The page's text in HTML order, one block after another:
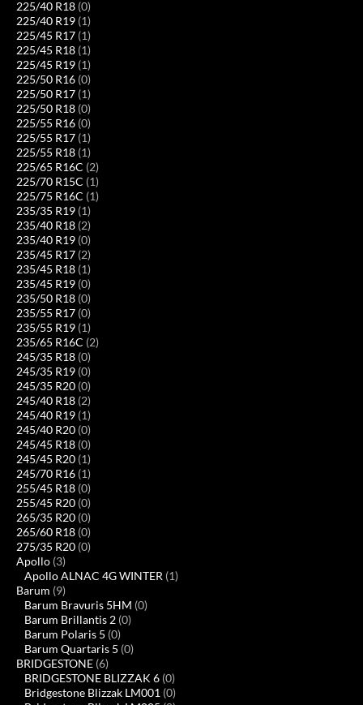
225/40 R18 (0)
225/40 R19 (1)
225/45 R17 (1)
225/45 R18 (1)
225/45 R19 (1)
225/50 R16 (0)
225/50 R17 (1)
225/50 R18 (0)
225/55 R16 (0)
225/55 R17 (1)
225/55 R18 (1)
225/65 R16C (2)
225/70 R15C (1)
225/75 R16C (1)
235/35 R19 (1)
235/40 R18 (2)
235/40 R19 (0)
235/45 R17 (2)
235/45 R18 (1)
235/45 R19 (0)
235/50 R18 (0)
235/55 R17 (0)
235/55 R19 (1)
235/65 R16C (2)
245/35 R18 (0)
245/35 R19 (0)
245/35 R20 (0)
245/40 R18 (2)
245/40 R19 (1)
245/40 R20 (0)
245/45 R18 (0)
245/45 R20 (1)
245/70 R16 (1)
255/45 R18 (0)
255/45 R20 (0)
265/35 R20 (0)
265/60 R18 (0)
275/35 R20 (0)
Apollo (3)
Apollo ALNAC 4G WINTER (1)
Barum (9)
Barum Bravuris 5HM (0)
Barum Brillantis 2 (0)
Barum Polaris 5 (0)
Barum Quartaris 5 (0)
BRIDGESTONE (6)
BRIDGESTONE BLIZZAK 6 (0)
Bridgestone Blizzak LM001 (0)